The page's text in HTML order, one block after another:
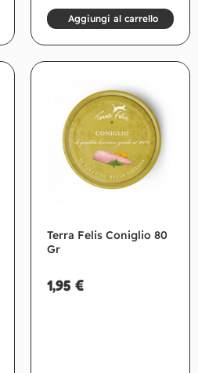
Aggiungi al carrello
Terra Felis Coniglio 80
Gr
1,95 €